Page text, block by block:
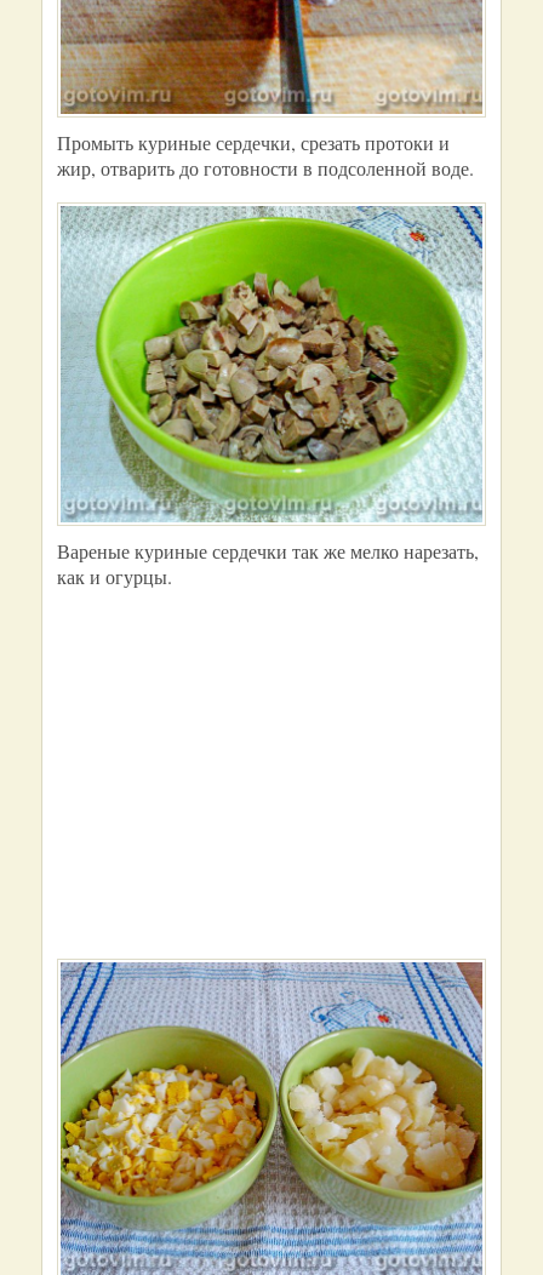
Промыть куриные сердечки, срезать протоки и
жир, отварить до готовности в подсоленной воде.
Вареные куриные сердечки так же мелко нарезать,
как и огурцы.